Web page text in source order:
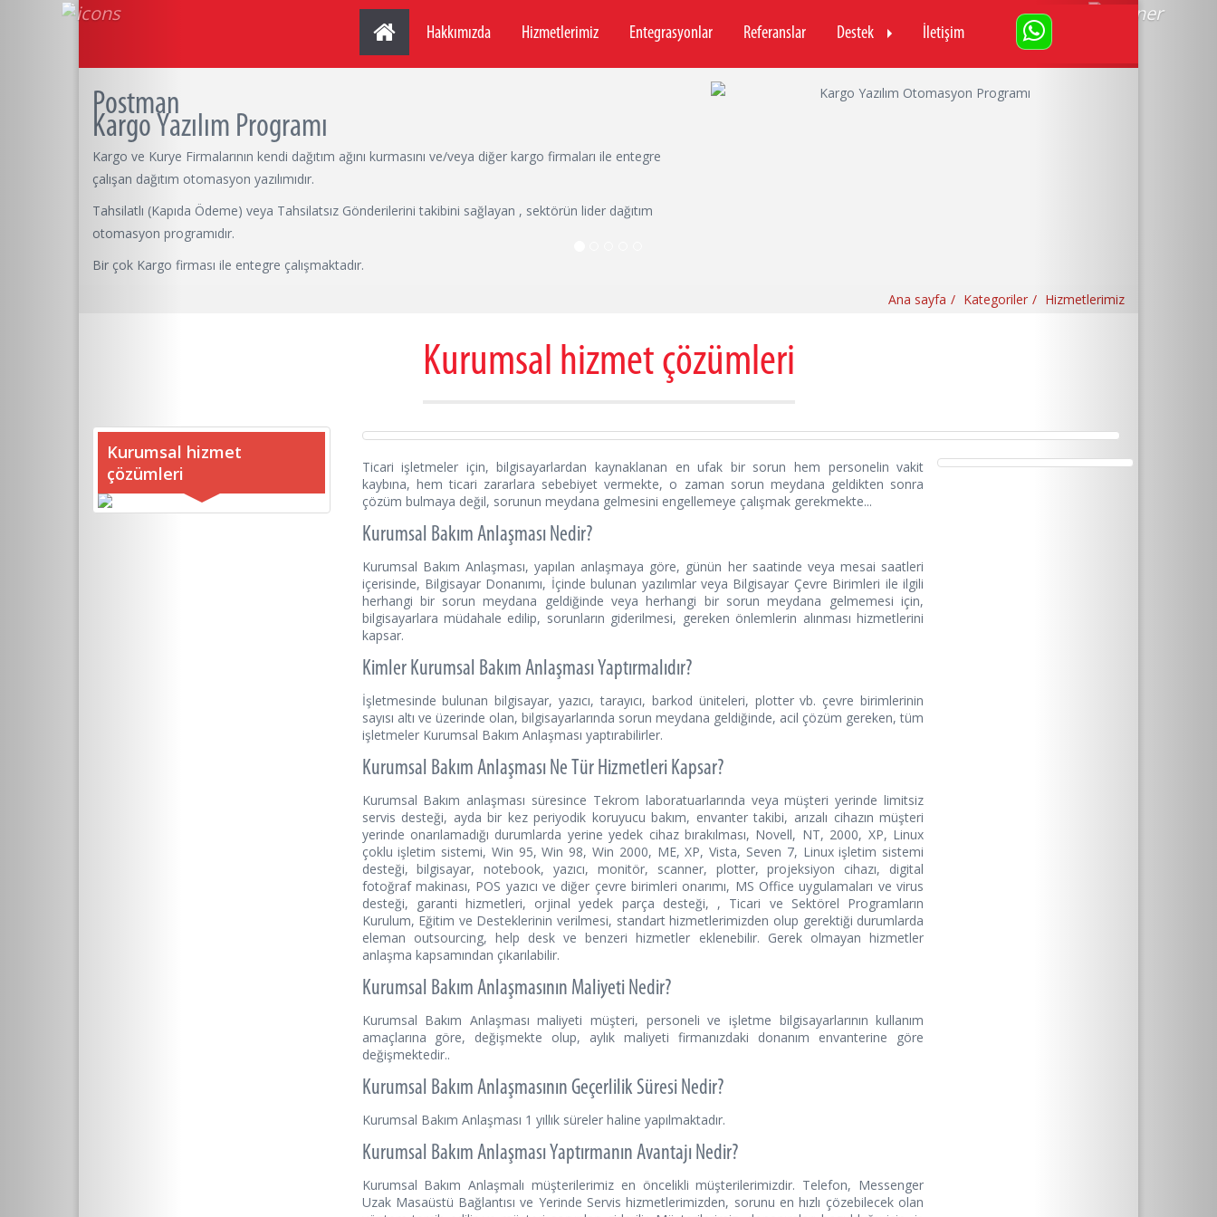
Hakkımızda Hizmetlerimiz Entegrasyonlar Referanslar Destek İletişim
Postman
Kargo Yazılım Programı
Kargo ve Kurye Firmalarının kendi dağıtım ağını kurmasını ve/veya diğer kargo firmaları ile entegre
çalışan dağıtım otomasyon yazılımıdır.
Tahsilatlı (Kapıda Ödeme) veya Tahsilatsız Gönderilerini takibini sağlayan , sektörün lider dağıtım
otomasyon programıdır.
Bir çok Kargo firması ile entegre çalışmaktadır.
Ana sayfa
Kategoriler Hizmetlerimiz
Kurumsal hizmet çözümleri
Kurumsal hizmet
çözümleri
Ticari işletmeler için, bilgisayarlardan kaynaklanan en ufak bir sorun hem personelin vakit
kaybına, hem ticari zararlara sebebiyet vermekte, o zaman sorun meydana geldikten sonra
çözüm bulmaya değil, sorunun meydana gelmesini engellemeye çalışmak gerekmekte...
Kurumsal Bakım Anlaşması Nedir?
Kurumsal Bakım Anlaşması, yapılan anlaşmaya göre, günün her saatinde veya mesai saatleri
içerisinde, Bilgisayar Donanımı, İçinde bulunan yazılımlar veya Bilgisayar Çevre Birimleri ile ilgili
herhangi bir sorun meydana geldiğinde veya herhangi bir sorun meydana gelmemesi için,
bilgisayarlara müdahale edilip, sorunların giderilmesi, gereken önlemlerin alınması hizmetlerini
kapsar.
Kimler Kurumsal Bakım Anlaşması Yaptırmalıdır?
İşletmesinde bulunan bilgisayar, yazıcı, tarayıcı, barkod üniteleri, plotter vb. çevre birimlerinin
sayısı altı ve üzerinde olan, bilgisayarlarında sorun meydana geldiğinde, acil çözüm gereken, tüm
işletmeler Kurumsal Bakım Anlaşması yaptırabilirler.
Kurumsal Bakım Anlaşması Ne Tür Hizmetleri Kapsar?
Kurumsal Bakım anlaşması süresince Tekrom laboratuarlarında veya müşteri yerinde limitsiz
servis desteği, ayda bir kez periyodik koruyucu bakım, envanter takibi, arızalı cihazın müşteri
yerinde onarılamadığı durumlarda yerine yedek cihaz bırakılması, Novell, NT, 2000, XP, Linux
çoklu işletim sistemi, Win 95, Win 98, Win 2000, ME, XP, Vista, Seven 7, Linux işletim sistemi
desteği, bilgisayar, notebook, yazıcı, monitör, scanner, plotter, projeksiyon cihazı, digital
fotoğraf makinası, POS yazıcı ve diğer çevre birimleri onarımı, MS Office uygulamaları ve virus
desteği, garanti hizmetleri, orjinal yedek parça desteği, , Ticari ve Sektörel Programların
Kurulum, Eğitim ve Desteklerinin verilmesi, standart hizmetlerimizden olup gerektiği durumlarda
eleman outsourcing, help desk ve benzeri hizmetler eklenebilir. Gerek olmayan hizmetler
anlaşma kapsamından çıkarılabilir.
Kurumsal Bakım Anlaşmasının Maliyeti Nedir?
Kurumsal Bakım Anlaşması maliyeti müşteri, personeli ve işletme bilgisayarlarının kullanım
amaçlarına göre, değişmekte olup, aylık maliyeti firmanızdaki donanım envanterine göre
değişmektedir..
Kurumsal Bakım Anlaşmasının Geçerlilik Süresi Nedir?
Kurumsal Bakım Anlaşması 1 yıllık süreler haline yapılmaktadır.
Kurumsal Bakım Anlaşması Yaptırmanın Avantajı Nedir?
Kurumsal Bakım Anlaşmalı müşterilerimiz en öncelikli müşterilerimizdir. Telefon, Messenger
Uzak Masaüstü Bağlantısı ve Yerinde Servis hizmetlerimizden, sorunu en hızlı çözebilecek olan